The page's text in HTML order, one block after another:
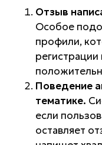
Отзыв
Особое
профили,
регистрации
Поведение
тематике.
если
оставляет